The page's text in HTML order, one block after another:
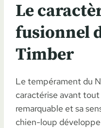
Le
fusionnel
Timber
Le tempérament du
caractérise avant
remarquable et sa
chien-loup